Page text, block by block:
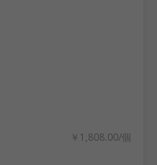
￥1,808.00/個